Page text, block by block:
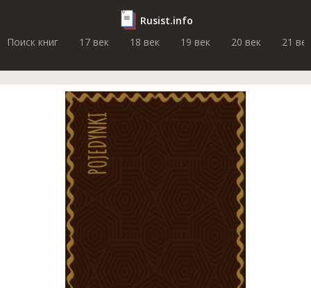
Rusist.info
Поиск книг
17 век 18 век 19 век 20 век 21 век